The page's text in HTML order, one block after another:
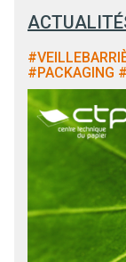
#PACKAGING